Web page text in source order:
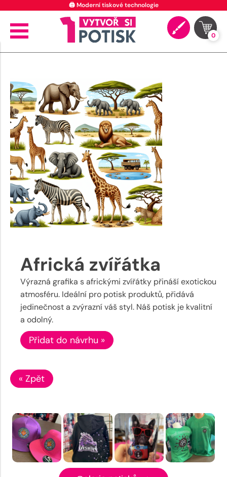
🖨️ Moderní tiskové technologie
0
Africká zvířátka
Výrazná grafika s africkými zvířátky přináší exotickou
atmosféru. Ideální pro potisk produktů, přidává
jedinečnost a zvýrazní váš styl. Náš potisk je kvalitní
a odolný.
Přidat do návrhu »
« Zpět